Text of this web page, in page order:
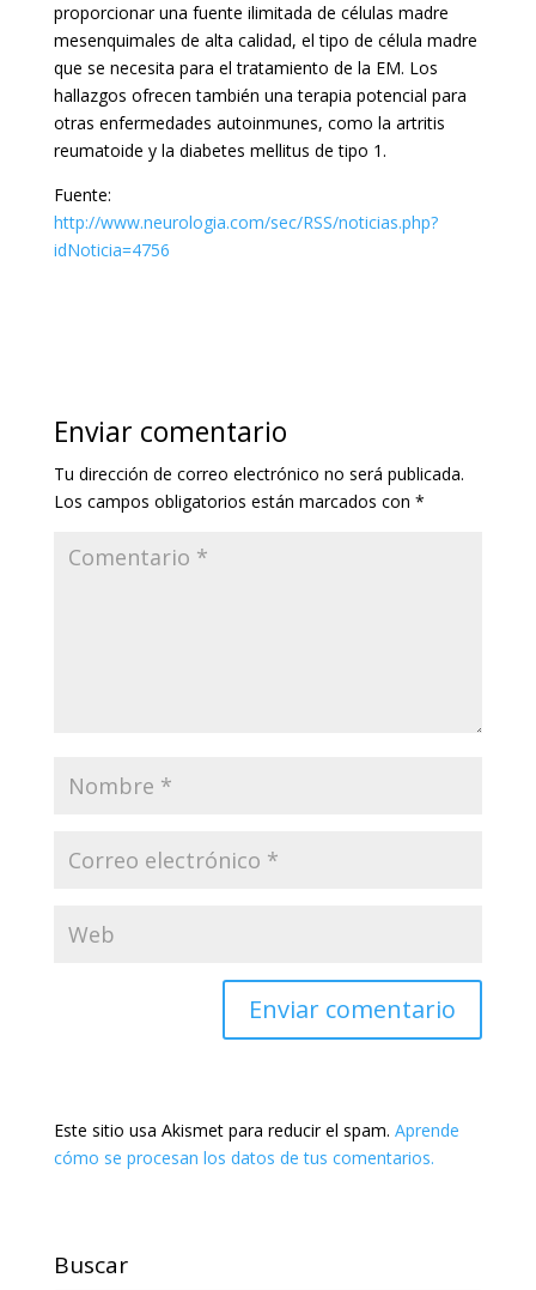
proporcionar una fuente ilimitada de células madre
mesenquimales de alta calidad, el tipo de célula madre
que se necesita para el tratamiento de la EM. Los
hallazgos ofrecen también una terapia potencial para
otras enfermedades autoinmunes, como la artritis
reumatoide y la diabetes mellitus de tipo 1.
Fuente:
http://www.neurologia.com/sec/RSS/noticias.php?
idNoticia=4756
Enviar comentario
Tu dirección de correo electrónico no será publicada.
Los campos obligatorios están marcados con *
Este sitio usa Akismet para reducir el spam. Aprende
cómo se procesan los datos de tus comentarios.
Buscar